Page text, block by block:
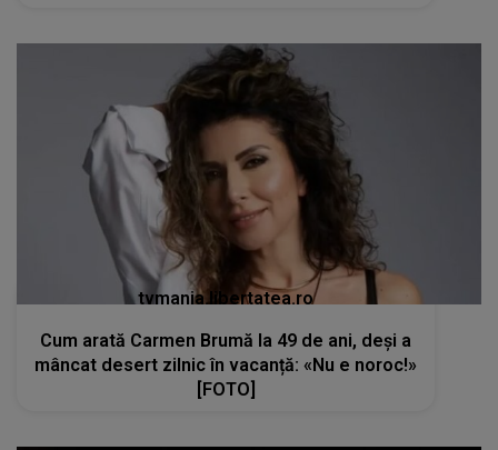
tvmania.libertatea.ro
Cum arată Carmen Brumă la 49 de ani, deși a
mâncat desert zilnic în vacanță: «Nu e noroc!»
[FOTO]